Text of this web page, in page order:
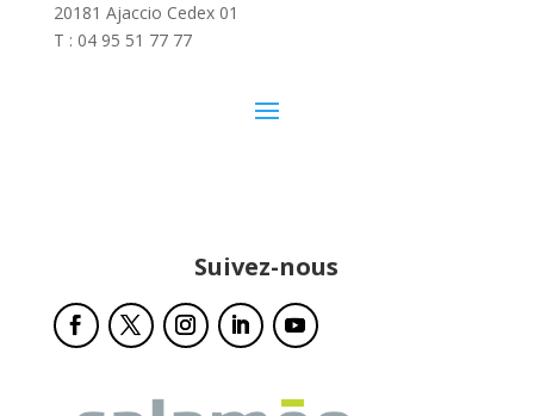
20181 Ajaccio Cedex 01
T : 04 95 51 77 77
Suivez-nous